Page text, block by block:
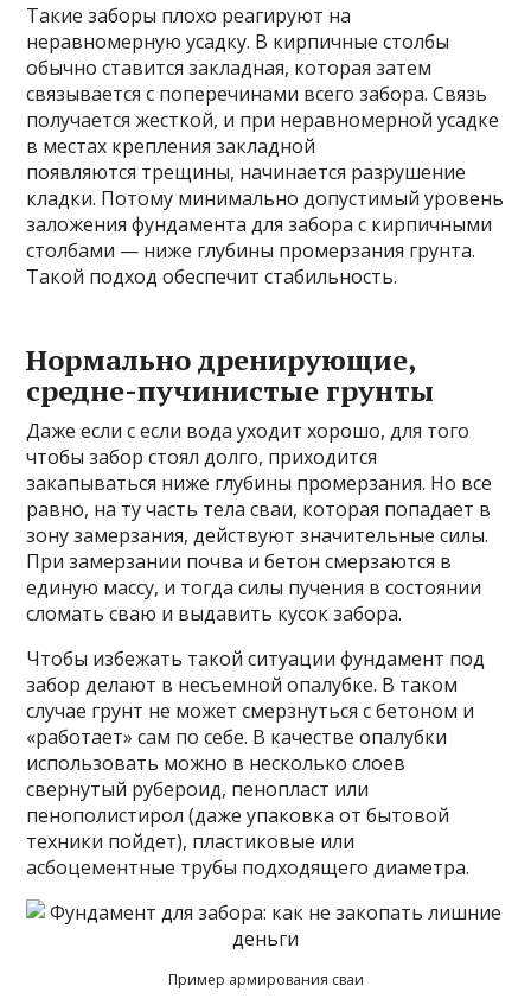
Такие заборы плохо реагируют на
неравномерную усадку. В кирпичные столбы
обычно ставится закладная, которая затем
связывается с поперечинами всего забора. Связь
получается жесткой, и при неравномерной усадке
в местах крепления закладной
появляются трещины, начинается разрушение
кладки. Потому минимально допустимый уровень
заложения фундамента для забора с кирпичными
столбами — ниже глубины промерзания грунта.
Такой подход обеспечит стабильность.
Нормально дренирующие,
средне-пучинистые грунты
Даже если с если вода уходит хорошо, для того
чтобы забор стоял долго, приходится
закапываться ниже глубины промерзания. Но все
равно, на ту часть тела сваи, которая попадает в
зону замерзания, действуют значительные силы.
При замерзании почва и бетон смерзаются в
единую массу, и тогда силы пучения в состоянии
сломать сваю и выдавить кусок забора.
Чтобы избежать такой ситуации фундамент под
забор делают в несъемной опалубке. В таком
случае грунт не может смерзнуться с бетоном и
«работает» сам по себе. В качестве опалубки
использовать можно в несколько слоев
свернутый рубероид, пенопласт или
пенополистирол (даже упаковка от бытовой
техники пойдет), пластиковые или
асбоцементные трубы подходящего диаметра.
Пример армирования сваи